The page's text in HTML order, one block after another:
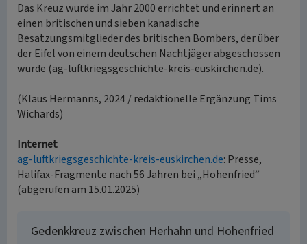
Das Kreuz wurde im Jahr 2000 errichtet und erinnert an
einen britischen und sieben kanadische
Besatzungsmitglieder des britischen Bombers, der über
der Eifel von einem deutschen Nachtjäger abgeschossen
wurde (ag-luftkriegsgeschichte-kreis-euskirchen.de).
(Klaus Hermanns, 2024 / redaktionelle Ergänzung Tims
Wichards)
Internet
ag-luftkriegsgeschichte-kreis-euskirchen.de: Presse,
Halifax-Fragmente nach 56 Jahren bei „Hohenfried“
(abgerufen am 15.01.2025)
Gedenkkreuz zwischen Herhahn und Hohenfried